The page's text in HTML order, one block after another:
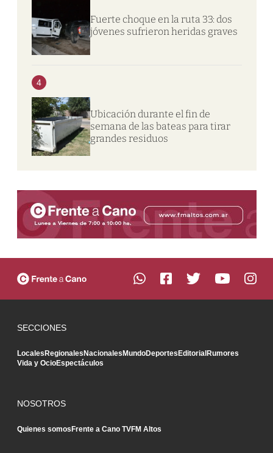
Fuerte choque en la ruta 33: dos
jóvenes sufrieron heridas graves
4
Ubicación durante el fin de
semana de las bateas para tirar
grandes residuos
SECCIONES
LocalesRegionalesNacionalesMundoDeportesEditorialRumores
Vida y OcioEspectáculos
NOSOTROS
Quienes somosFrente a Cano TVFM Altos